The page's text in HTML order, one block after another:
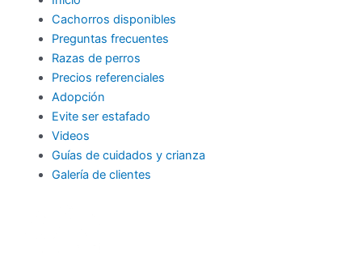
Cachorros disponibles
Preguntas frecuentes
Razas de perros
Precios referenciales
Adopción
Evite ser estafado
Videos
Guías de cuidados y crianza
Galería de clientes